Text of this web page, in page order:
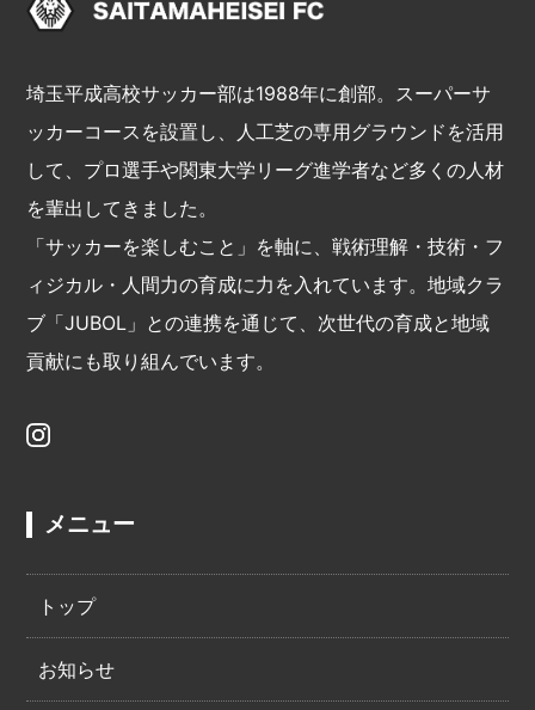
埼玉平成高校サッカー部は1988年に創部。スーパーサ
ッカーコースを設置し、人工芝の専用グラウンドを活用
して、プロ選手や関東大学リーグ進学者など多くの人材
を輩出してきました。
「サッカーを楽しむこと」を軸に、戦術理解・技術・フ
ィジカル・人間力の育成に力を入れています。地域クラ
ブ「JUBOL」との連携を通じて、次世代の育成と地域
貢献にも取り組んでいます。
メニュー
トップ
お知らせ